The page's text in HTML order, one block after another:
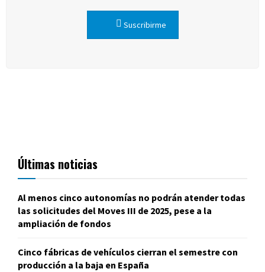
Suscribirme
Últimas noticias
Al menos cinco autonomías no podrán atender todas
las solicitudes del Moves III de 2025, pese a la
ampliación de fondos
Cinco fábricas de vehículos cierran el semestre con
producción a la baja en España